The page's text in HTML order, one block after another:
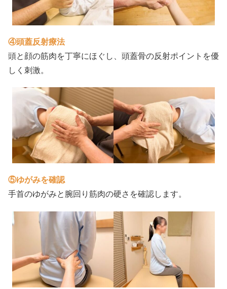
④頭蓋反射療法
頭と顔の筋肉を丁寧にほぐし、頭蓋骨の反射ポイントを優
しく刺激。
⑤ゆがみを確認
手首のゆがみと腕回り筋肉の硬さを確認します。